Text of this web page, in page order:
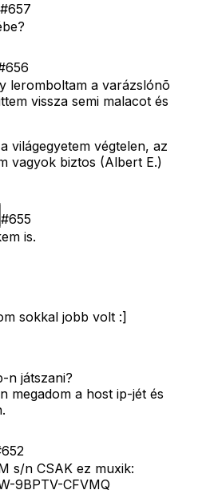
#657
656
leromboltam a varázslónõ
vissza semi malacot és
világegyetem végtelen, az
vagyok biztos (Albert E.)
#655
is.
sokkal jobb volt :]
n játszani?
megadom a host ip-jét és
652
s/n CSAK ez muxik:
9BPTV-CFVMQ